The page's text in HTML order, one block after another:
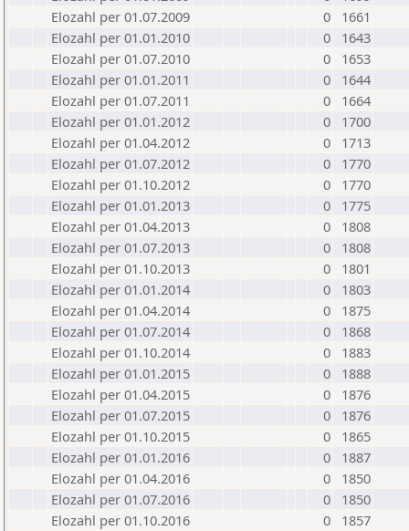
Elozahl per 01.07.2009
0
1661
Elozahl per 01.01.2010
0
1643
Elozahl per 01.07.2010
0
1653
Elozahl per 01.01.2011
0
1644
Elozahl per 01.07.2011
0
1664
Elozahl per 01.01.2012
0
1700
Elozahl per 01.04.2012
0
1713
Elozahl per 01.07.2012
0
1770
Elozahl per 01.10.2012
0
1770
Elozahl per 01.01.2013
0
1775
Elozahl per 01.04.2013
0
1808
Elozahl per 01.07.2013
0
1808
Elozahl per 01.10.2013
0
1801
Elozahl per 01.01.2014
0
1803
Elozahl per 01.04.2014
0
1875
Elozahl per 01.07.2014
0
1868
Elozahl per 01.10.2014
0
1883
Elozahl per 01.01.2015
0
1888
Elozahl per 01.04.2015
0
1876
Elozahl per 01.07.2015
0
1876
Elozahl per 01.10.2015
0
1865
Elozahl per 01.01.2016
0
1887
Elozahl per 01.04.2016
0
1850
Elozahl per 01.07.2016
0
1850
Elozahl per 01.10.2016
0
1857